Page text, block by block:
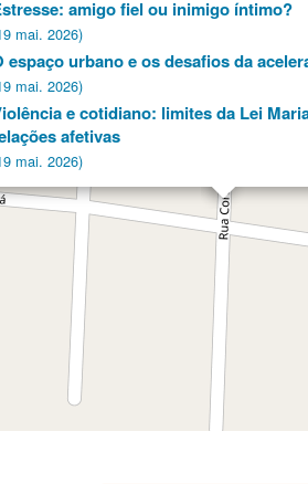
amigo fiel ou inimigo íntimo?
mai. 2026)
espaço urbano e os desafios da
mai. 2026)
e cotidiano: limites da Lei
afetivas
mai. 2026)